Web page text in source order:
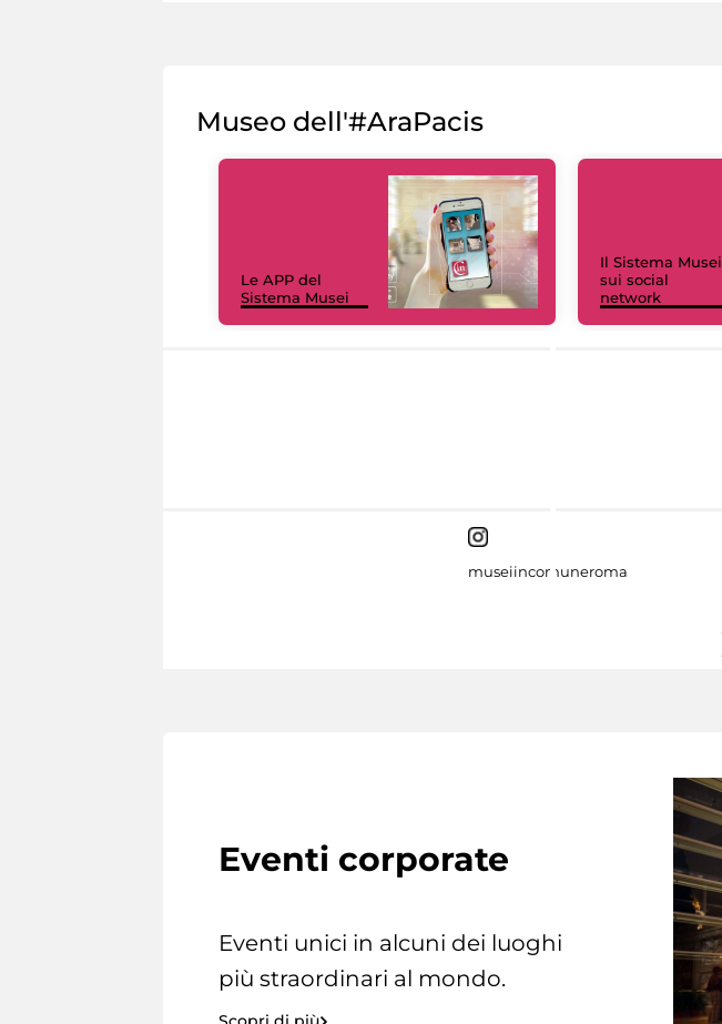
Museo dell'#AraPacis
Le APP del
Sistema Musei
Il Sistema Musei
sui social
network
museiincomuneroma
Eventi corporate
Eventi unici in alcuni dei luoghi
più straordinari al mondo.